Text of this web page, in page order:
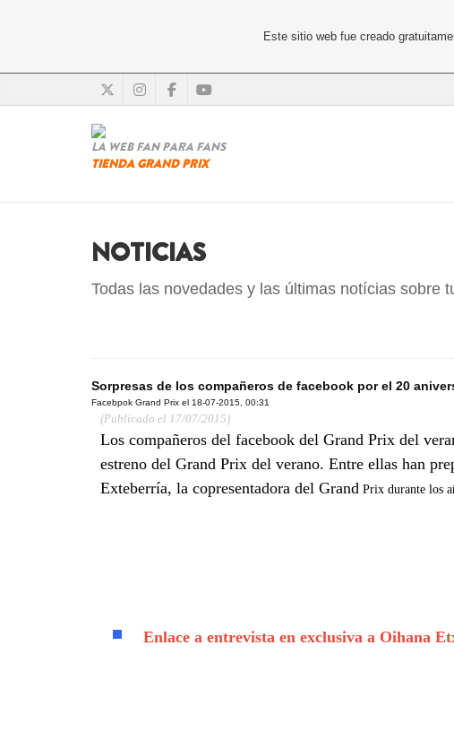
LA WEB FAN PARA FANS
TIENDA GRAND PRIX
NOTICIAS
Todas las novedades y las últimas notícias sobre
Sorpresas de los compañeros de facebook por el 20
Facebpok Grand Prix el 18-07-2015, 00:31
(Publicado el 17/07/2015)
Los compañeros del facebook del Grand Prix del
estreno del Grand Prix del verano. Entre ellas han
Exteberría, la copresentadora del Grand Prix durante los
Enlace a entrevista en exclusiva a Oihana
Este sitio web fue creado